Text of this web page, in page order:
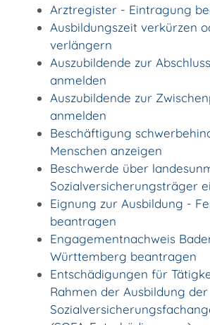
Arztregister - Eintragung
Ausbildungszeit verkürzen
verlängern
Auszubildende zur
anmelden
Auszubildende zur
anmelden
Beschäftigung
Menschen anzeigen
Beschwerde über
Sozialversicherungsträger
Eignung zur Ausbildung -
beantragen
Engagementnachweis
Württemberg beantragen
Entschädigungen für
Rahmen der Ausbildung der